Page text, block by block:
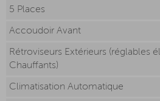
5 Places
Accoudoir Avant
Rétroviseurs Extérieurs (réglables
Chauffants)
Climatisation Automatique